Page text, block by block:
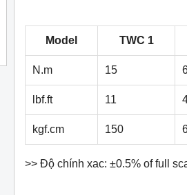
Model TWC 1
N.m 15
lbf.ft 11
kgf.cm 150
>> Độ chính xac: ±0.5% of full